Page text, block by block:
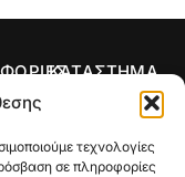
τεχνολογίες
σε πληροφορίες
ΚΑΤΑΣΤΗΜΑ
Σκουλαρίκια